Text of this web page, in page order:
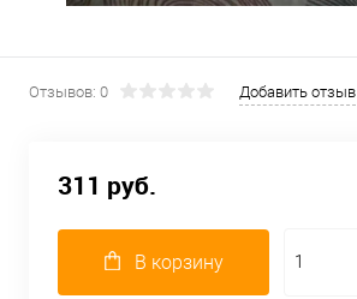
Отзывов: 0 Добавить отзыв
311 руб.
В корзину